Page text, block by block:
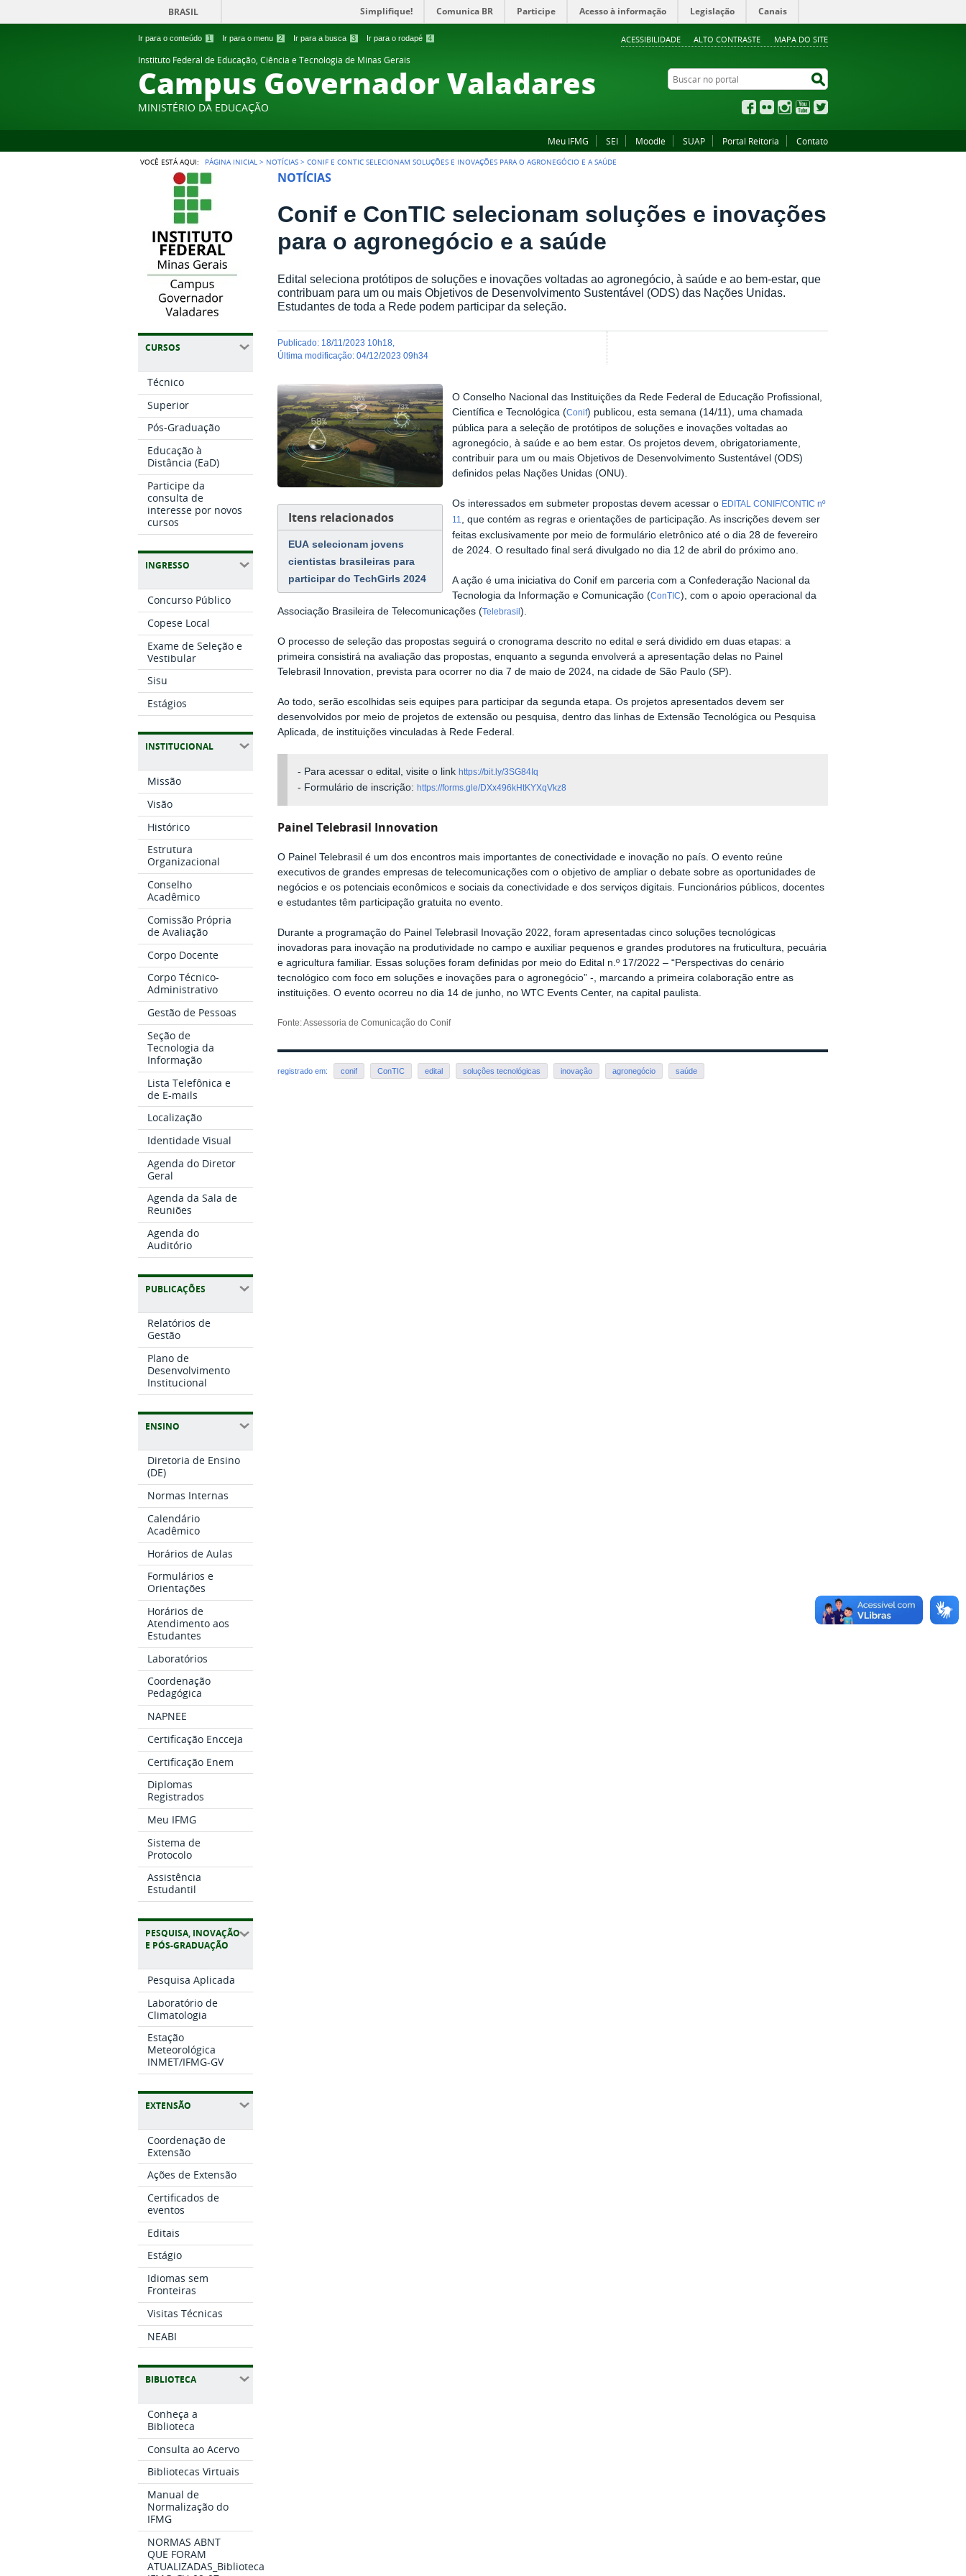
Ir para o conteúdo 1 Ir para o menu 2 Ir para a busca 3 Ir para o rodapé 4 ACESSIBILIDADE ALTO CONTRASTE MAPA DO SITE
BRASIL Simplifique! Comunica BR Participe Acesso à informação Legislação Canais
Instituto Federal de Educação, Ciência e Tecnologia de Minas Gerais
Campus Governador Valadares
MINISTÉRIO DA EDUCAÇÃO
Buscar no portal
Facebook
Flickr InstagramYouTube
Meu IFMG SEI Moodle SUAP Portal Reitoria Contato
VOCÊ ESTÁ AQUI: PÁGINA INICIAL > NOTÍCIAS >CONIF E CONTIC SELECIONAM SOLUÇÕES E INOVAÇÕES PARA O AGRONEGÓCIO E A SAÚDE
CURSOS
Técnico
Superior
Pós-Graduação
Educação à
Distância (EaD)
Participe da
consulta de
interesse por novos
cursos
INGRESSO
Concurso Público
Copese Local
Exame de Seleção e
Vestibular
Sisu
Estágios
INSTITUCIONAL
Missão
Visão
Histórico
Estrutura
Organizacional
Conselho
Acadêmico
Comissão Própria
de Avaliação
Corpo Docente
Corpo Técnico-
Administrativo
Gestão de Pessoas
Seção de
Tecnologia da
Informação
Lista Telefônica e
de E-mails
Localização
Identidade Visual
Agenda do Diretor
Geral
Agenda da Sala de
Reuniões
Agenda do
Auditório
PUBLICAÇÕES
Relatórios de
Gestão
Plano de
Desenvolvimento
Institucional
ENSINO
Diretoria de Ensino
(DE)
Normas Internas
Calendário
Acadêmico
Horários de Aulas
Formulários e
Orientações
Horários de
Atendimento aos
Estudantes
Laboratórios
Coordenação
Pedagógica
NAPNEE
Certificação Encceja
Certificação Enem
Diplomas
Registrados
Meu IFMG
Sistema de
Protocolo
Assistência
Estudantil
PESQUISA, INOVAÇÃO
E PÓS-GRADUAÇÃO
Pesquisa Aplicada
Laboratório de
Climatologia
Estação
Meteorológica
INMET/IFMG-GV
EXTENSÃO
Coordenação de
Extensão
Ações de Extensão
Certificados de
eventos
Editais
Estágio
Idiomas sem
Fronteiras
Visitas Técnicas
NEABI
BIBLIOTECA
Conheça a
Biblioteca
Consulta ao Acervo
Bibliotecas Virtuais
Manual de
Normalização do
IFMG
NORMAS ABNT
QUE FORAM
ATUALIZADAS_Biblioteca
NOTÍCIAS
Conif e ConTIC selecionam soluções e inovações
para o agronegócio e a saúde
Edital seleciona protótipos de soluções e inovações voltadas ao agronegócio, à saúde e ao bem-estar, que
contribuam para um ou mais Objetivos de Desenvolvimento Sustentável (ODS) das Nações Unidas.
Estudantes de toda a Rede podem participar da seleção.
publicado: 18/11/2023 10h18
última modificação:04/12/2023 09h34
Itens relacionados
EUA selecionam jovens
cientistas brasileiras para
participar do TechGirls 2024
O Conselho Nacional das Instituições da Rede Federal de Educação Profissional,
Científica e Tecnológica (Conif) publicou, esta semana (14/11), uma chamada
pública para a seleção de protótipos de soluções e inovações voltadas ao
agronegócio, à saúde e ao bem estar. Os projetos devem, obrigatoriamente,
contribuir para um ou mais Objetivos de Desenvolvimento Sustentável (ODS)
definidos pelas Nações Unidas (ONU).
Os interessados em submeter propostas devem acessar o EDITAL CONIF/CONTIC nº
11, que contém as regras e orientações de participação. As inscrições devem ser
feitas exclusivamente por meio de formulário eletrônico até o dia 28 de fevereiro
de 2024. O resultado final será divulgado no dia 12 de abril do próximo ano.
A ação é uma iniciativa do Conif em parceria com a Confederação Nacional da
Tecnologia da Informação e Comunicação (ConTIC), com o apoio operacional da
Associação Brasileira de Telecomunicações (Telebrasil).
O processo de seleção das propostas seguirá o cronograma descrito no edital e será dividido em duas etapas: a
primeira consistirá na avaliação das propostas, enquanto a segunda envolverá a apresentação delas no Painel
Telebrasil Innovation, prevista para ocorrer no dia 7 de maio de 2024, na cidade de São Paulo (SP).
Ao todo, serão escolhidas seis equipes para participar da segunda etapa. Os projetos apresentados devem ser
desenvolvidos por meio de projetos de extensão ou pesquisa, dentro das linhas de Extensão Tecnológica ou Pesquisa
Aplicada, de instituições vinculadas à Rede Federal.
- Para acessar o edital, visite o link https://bit.ly/3SG84Iq
- Formulário de inscrição: https://forms.gle/DXx496kHtKYXqVkz8
Painel Telebrasil Innovation
O Painel Telebrasil é um dos encontros mais importantes de conectividade e inovação no país. O evento reúne
executivos de grandes empresas de telecomunicações com o objetivo de ampliar o debate sobre as oportunidades de
negócios e os potenciais econômicos e sociais da conectividade e dos serviços digitais. Funcionários públicos, docentes
e estudantes têm participação gratuita no evento.
Durante a programação do Painel Telebrasil Inovação 2022, foram apresentadas cinco soluções tecnológicas
inovadoras para inovação na produtividade no campo e auxiliar pequenos e grandes produtores na fruticultura, pecuária
e agricultura familiar. Essas soluções foram definidas por meio do Edital n.º 17/2022 – “Perspectivas do cenário
tecnológico com foco em soluções e inovações para o agronegócio” -, marcando a primeira colaboração entre as
instituições. O evento ocorreu no dia 14 de junho, no WTC Events Center, na capital paulista.
Fonte: Assessoria de Comunicação do Conif
registrado em: conif ConTIC edital soluções tecnológicas inovação agronegócio saúde